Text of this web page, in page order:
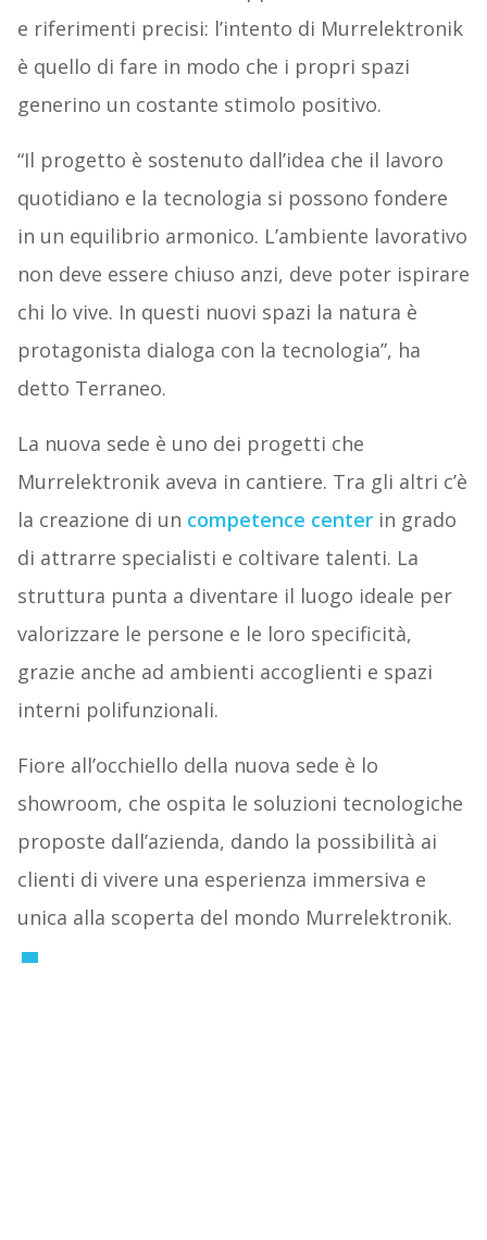
e riferimenti precisi: l’intento di Murrelektronik
è quello di fare in modo che i propri spazi
generino un costante stimolo positivo.
“Il progetto è sostenuto dall’idea che il lavoro
quotidiano e la tecnologia si possono fondere
in un equilibrio armonico. L’ambiente lavorativo
non deve essere chiuso anzi, deve poter ispirare
chi lo vive. In questi nuovi spazi la natura è
protagonista dialoga con la tecnologia”, ha
detto Terraneo.
La nuova sede è uno dei progetti che
Murrelektronik aveva in cantiere. Tra gli altri c’è
la creazione di un competence centerin grado
di attrarre specialisti e coltivare talenti. La
struttura punta a diventare il luogo ideale per
valorizzare le persone e le loro specificità,
grazie anche ad ambienti accoglienti e spazi
interni polifunzionali.
Fiore all’occhiello della nuova sede è lo
showroom, che ospita le soluzioni tecnologiche
proposte dall’azienda, dando la possibilità ai
clienti di vivere una esperienza immersiva e
unica alla scoperta del mondo Murrelektronik.